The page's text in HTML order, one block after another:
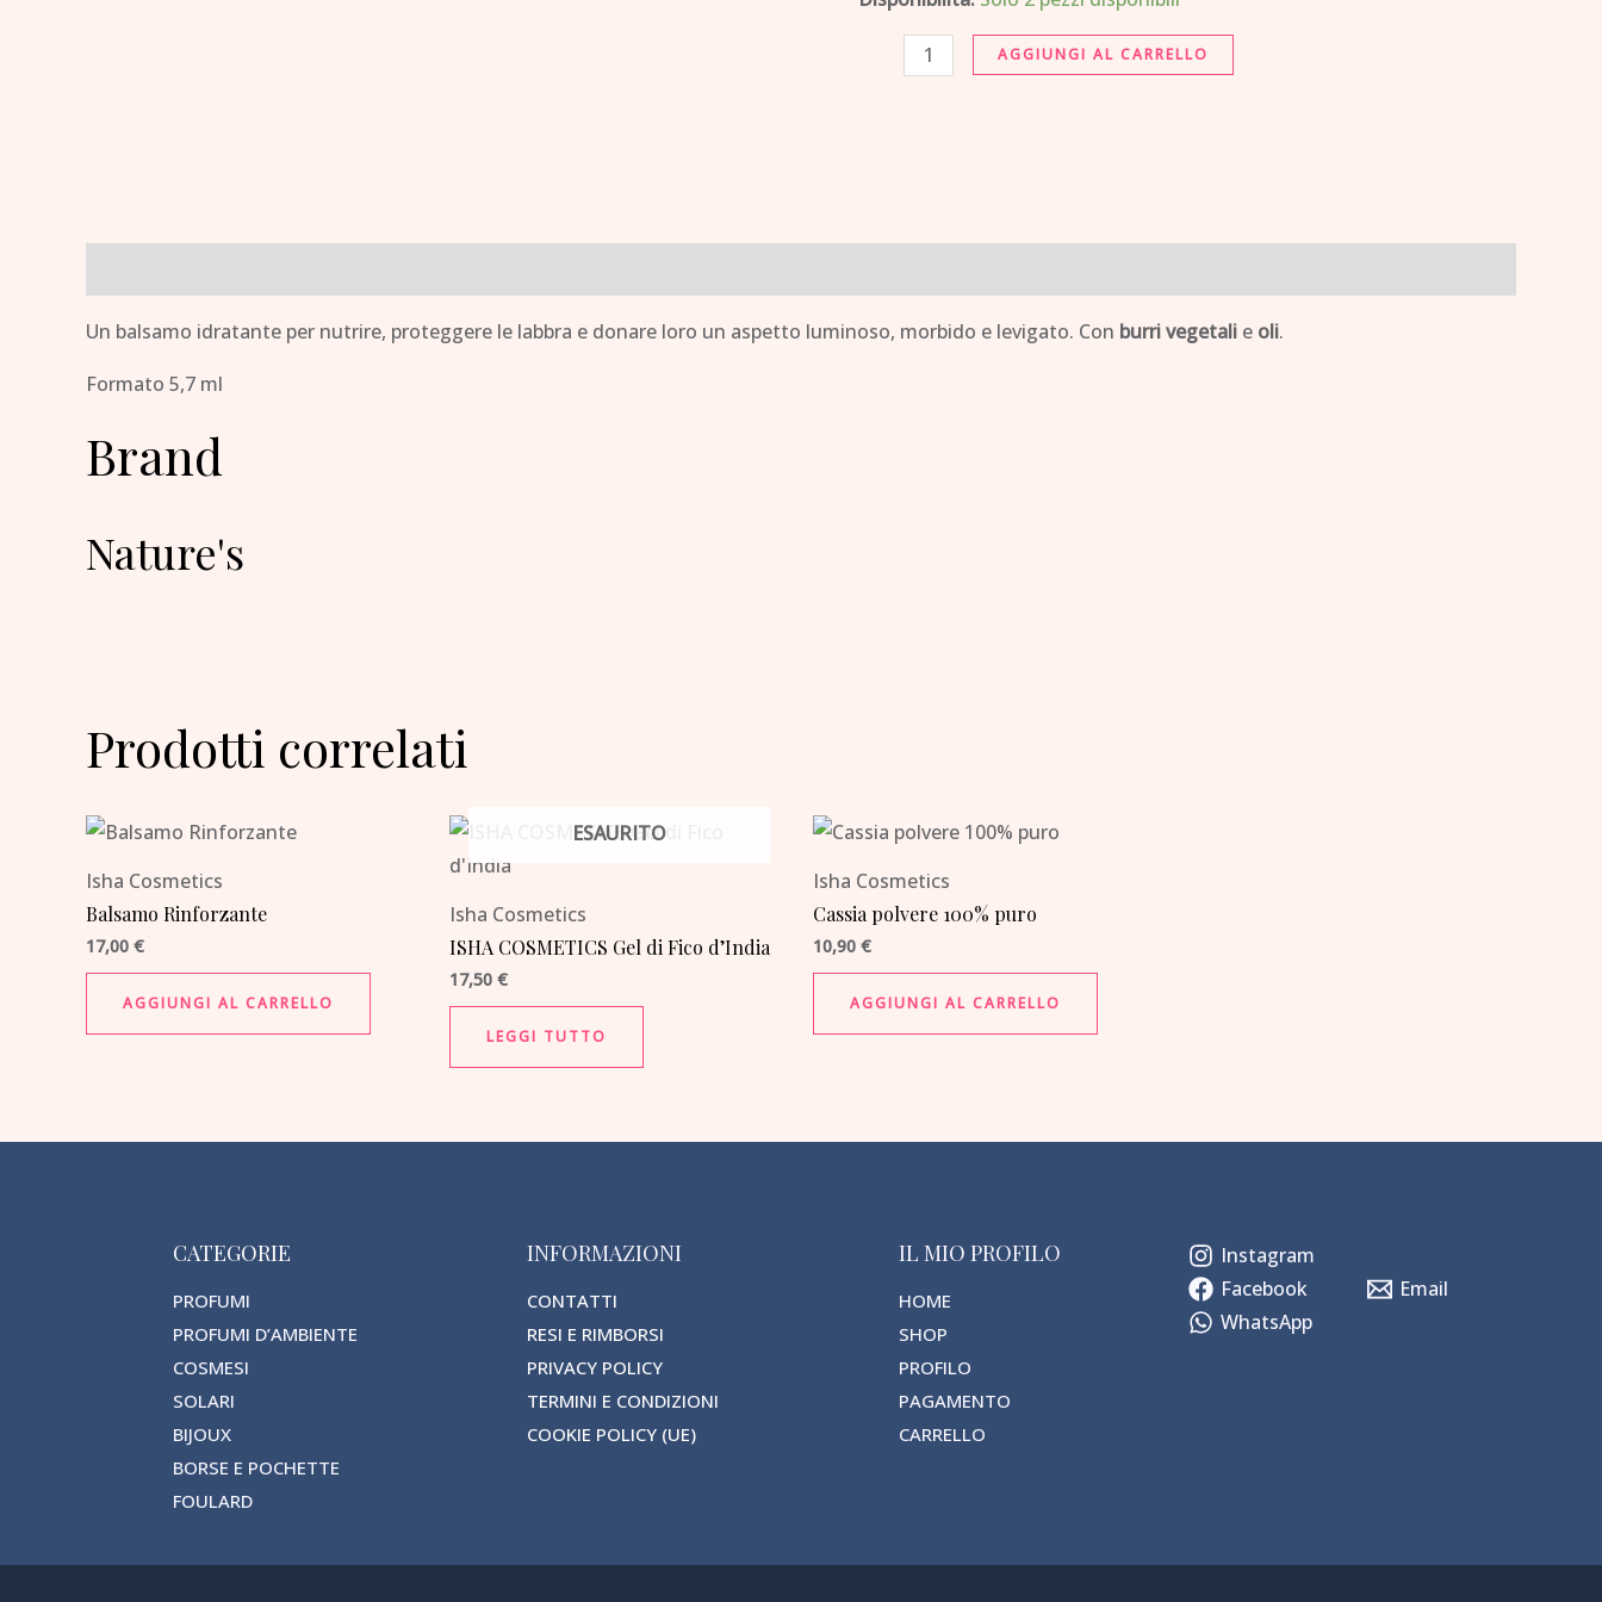
AGGIUNGI AL CARRELLO
Un balsamo idratante per nutrire, proteggere le labbra e donare loro un aspetto luminoso, morbido e levigato. Con burri vegetali e oli.
Formato 5,7 ml
Brand
Nature's
Prodotti correlati
Isha Cosmetics
Balsamo Rinforzante
17,00 €
AGGIUNGI AL CARRELLO
ESAURITO
Isha Cosmetics
ISHA COSMETICS Gel di Fico d’India
17,50 €
LEGGI TUTTO
Isha Cosmetics
Cassia polvere 100% puro
10,90 €
AGGIUNGI AL CARRELLO
CATEGORIE
PROFUMI
PROFUMI D’AMBIENTE
COSMESI
SOLARI
BIJOUX
BORSE E POCHETTE
FOULARD
INFORMAZIONI
CONTATTI
RESI E RIMBORSI
PRIVACY POLICY
TERMINI E CONDIZIONI
COOKIE POLICY (UE)
IL MIO PROFILO
HOME
SHOP
PROFILO
PAGAMENTO
CARRELLO
Instagram
Facebook
Email
WhatsApp